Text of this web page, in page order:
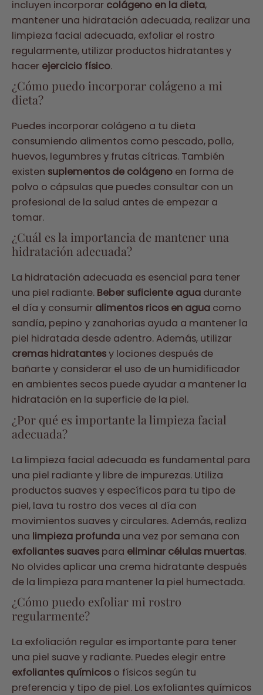
incluyen incorporar colágeno en la dieta,
mantener una hidratación adecuada, realizar una
limpieza facial adecuada, exfoliar el rostro
regularmente, utilizar productos hidratantes y
hacer ejercicio físico.
¿Cómo puedo incorporar colágeno a mi
dieta?
Puedes incorporar colágeno a tu dieta
consumiendo alimentos como pescado, pollo,
huevos, legumbres y frutas cítricas. También
existen suplementos de colágeno en forma de
polvo o cápsulas que puedes consultar con un
profesional de la salud antes de empezar a
tomar.
¿Cuál es la importancia de mantener una
hidratación adecuada?
La hidratación adecuada es esencial para tener
una piel radiante. Beber suficiente agua durante
el día y consumir alimentos ricos en agua como
sandía, pepino y zanahorias ayuda a mantener la
piel hidratada desde adentro. Además, utilizar
cremas hidratantesy lociones después de
bañarte y considerar el uso de un humidificador
en ambientes secos puede ayudar a mantener la
hidratación en la superficie de la piel.
¿Por qué es importante la limpieza facial
adecuada?
La limpieza facial adecuada es fundamental para
una piel radiante y libre de impurezas. Utiliza
productos suaves y específicos para tu tipo de
piel, lava tu rostro dos veces al día con
movimientos suaves y circulares. Además, realiza
una limpieza profunda una vez por semana con
exfoliantes suaves para eliminar células muertas.
No olvides aplicar una crema hidratante después
de la limpieza para mantener la piel humectada.
¿Cómo puedo exfoliar mi rostro
regularmente?
La exfoliación regular es importante para tener
una piel suave y radiante. Puedes elegir entre
exfoliantes químicos o físicos según tu
preferencia y tipo de piel. Los exfoliantes químicos